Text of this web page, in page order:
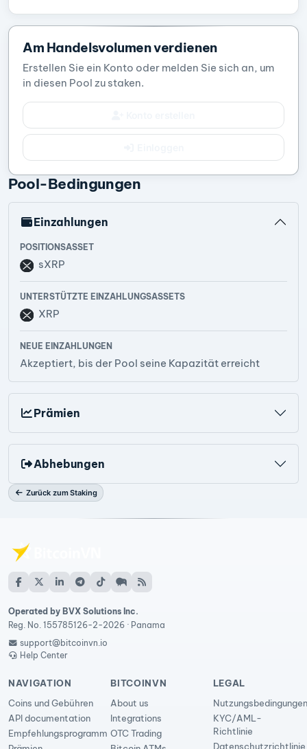
Pool-Bedingungen
Einzahlungen
POSITIONSASSET
sXRP
UNTERSTÜTZTE EINZAHLUNGSASSETS
XRP
NEUE EINZAHLUNGEN
Akzeptiert, bis der Pool seine Kapazität erreicht
Prämien
Abhebungen
Zurück zum Staking
Am Handelsvolumen verdienen
Erstellen Sie ein Konto oder melden Sie sich an, um
in diesen Pool zu staken.
Operated by BVX Solutions Inc.
Reg. No. 155785126-2-2026 · Panama
support@bitcoinvn.io
Help Center
NAVIGATION
Coins und Gebühren
API documentation
Empfehlungsprogramm
BITCOINVN
About us
Integrations
OTC Trading
LEGAL
Nutzungsbedingungen
KYC/AML-
Richtlinie
Datenschutzrichtlinie